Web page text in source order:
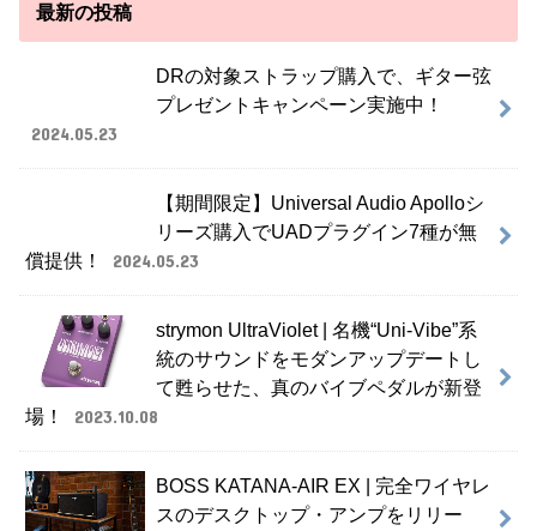
最新の投稿
DRの対象ストラップ購入で、ギター弦
プレゼントキャンペーン実施中！
2024.05.23
【期間限定】Universal Audio Apolloシ
リーズ購入でUADプラグイン7種が無
償提供！
2024.05.23
strymon UltraViolet | 名機“Uni-Vibe”系
統のサウンドをモダンアップデートし
て甦らせた、真のバイブペダルが新登
場！
2023.10.08
BOSS KATANA-AIR EX | 完全ワイヤレ
スのデスクトップ・アンプをリリー